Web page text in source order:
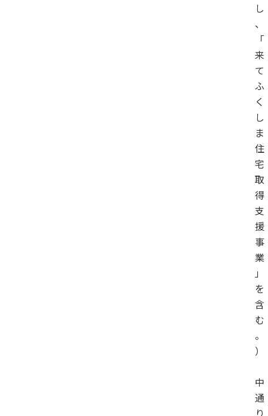
し
、
「
来
て
ふ
く
し
ま
住
宅
取
得
支
援
事
業
」
を
含
む
。
）
中
通
り